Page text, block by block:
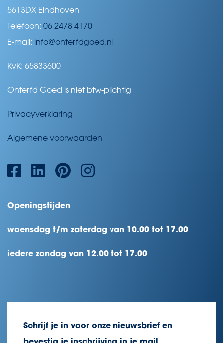
5613DX Eindhoven
Telefoon: 06 2478 4170
E-mail: info@onterfdgoed.nl
KvK: 65833600
Onterfd Goed is niet btw-plichtig
Privacyverklaring
Algemene voorwaarden
Openingstijden
woensdag t/m zaterdag van 10.00 tot 17.00
iedere zondag van 12.00 tot 17.00
Schrijf je in voor onze nieuwsbrief en